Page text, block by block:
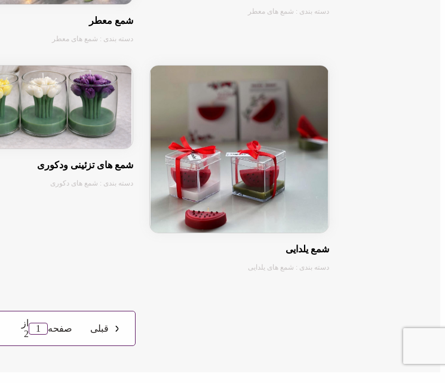
دسته بندی : شمع های معطر
شمع معطر
دسته بندی : شمع های معطر
شمع یلدایی
دسته بندی : شمع های یلدایی
شمع های تزئینی ودکوری
دسته بندی : شمع های دکوری
قبلی صفحه 1
از
2